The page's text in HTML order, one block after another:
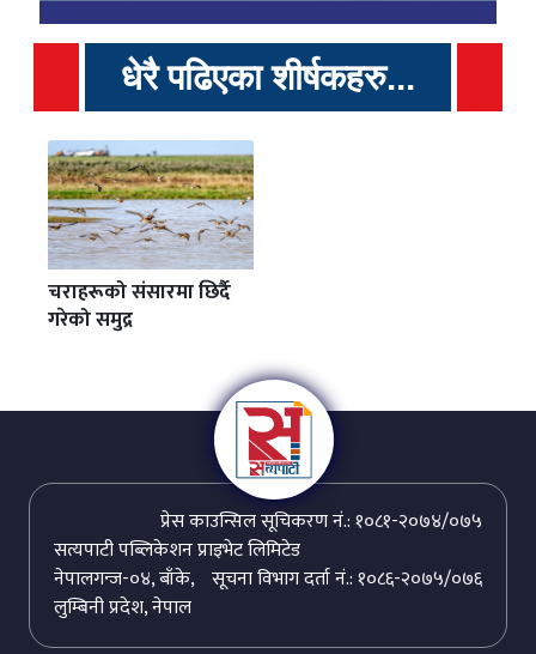
धेरै पढिएका शीर्षकहरु...
चराहरूको संसारमा छिर्दै
गरेको समुद्र
प्रेस काउन्सिल सूचिकरण नं.: १०८१-२०७४/०७५
सत्यपाटी पब्लिकेशन प्राइभेट लिमिटेड
सूचना विभाग दर्ता नं.: १०८६-२०७५/०७६
नेपालगन्ज-०४, बाँके,
लुम्बिनी प्रदेश, नेपाल